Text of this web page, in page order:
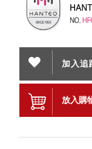
加入
放入購